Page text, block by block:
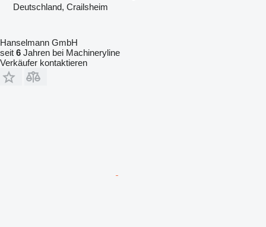
Deutschland, Crailsheim
Hanselmann GmbH
seit 6 Jahren bei Machineryline
Verkäufer kontaktieren